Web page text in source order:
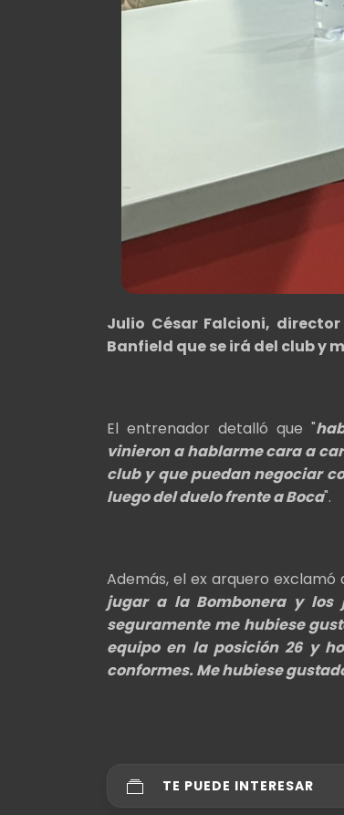
Julio César Falcioni,
Banfield que se irá del club y
El entrenador detalló que "
vinieron a hablarme cara a
club y que puedan negociar
luego del duelo frente a Boca".
Además, el ex arquero exclamó
jugar a la Bombonera y
seguramente me hubiese
equipo en la posición 26 y
conformes. Me hubiese
TE PUEDE INTERESAR